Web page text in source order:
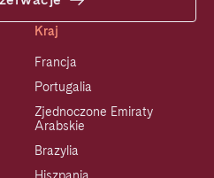
Kraj
Francja
Portugalia
Zjednoczone Emiraty
Arabskie
Brazylia